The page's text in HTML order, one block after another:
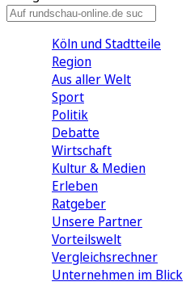
Köln und Stadtteile
Region
Aus aller Welt
Sport
Politik
Debatte
Wirtschaft
Kultur & Medien
Erleben
Ratgeber
Unsere Partner
Vorteilswelt
Vergleichsrechner
Unternehmen im Blick